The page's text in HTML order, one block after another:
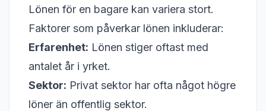
Lönen för en bagare kan variera stort.
Faktorer som påverkar lönen inkluderar:
Erfarenhet: Lönen stiger oftast med
antalet år i yrket.
Sektor: Privat sektor har ofta något högre
löner än offentlig sektor.